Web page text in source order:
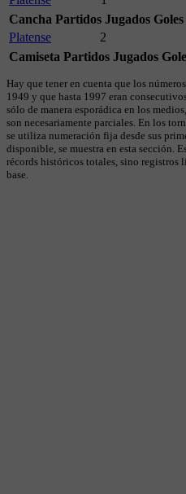
Cancha Partidos Jugados
Platense
2
Camiseta Partidos Jugados
Hay que tener en cuenta que los
1949 y que hasta 1997 eran
sólo de manera esporádica en los
son necesariamente parciales. En los
se utiliza numeración fija desde sus
disponible, se muestra en esta sección.
récords históricos totales, sino registros
base.